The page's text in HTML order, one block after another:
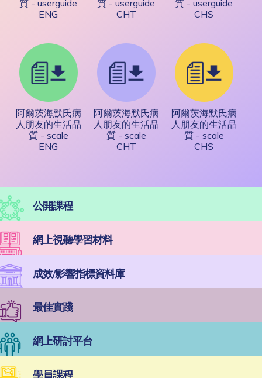
質 - userguide
ENG
質 - userguide
CHT
質 - userguide
CHS
阿爾茨海默氏病
人朋友的生活品
質 - scale
ENG
阿爾茨海默氏病
人朋友的生活品
質 - scale
CHT
阿爾茨海默氏病
人朋友的生活品
質 - scale
CHS
公開課程
網上視聽學習材料
成效/影響指標資料庫
最佳實踐
網上研討平台
學員課程